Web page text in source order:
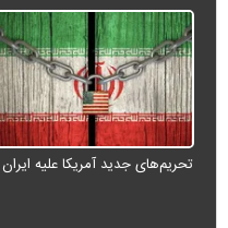
تحریم‌های جدید آمریکا علیه ایران